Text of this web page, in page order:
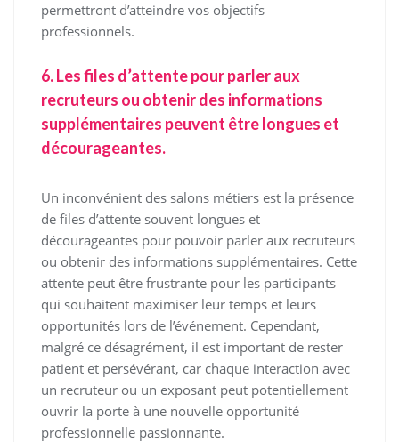
permettront d’atteindre vos objectifs
professionnels.
6. Les files d’attente pour parler aux
recruteurs ou obtenir des informations
supplémentaires peuvent être longues et
décourageantes.
Un inconvénient des salons métiers est la présence
de files d’attente souvent longues et
décourageantes pour pouvoir parler aux recruteurs
ou obtenir des informations supplémentaires. Cette
attente peut être frustrante pour les participants
qui souhaitent maximiser leur temps et leurs
opportunités lors de l’événement. Cependant,
malgré ce désagrément, il est important de rester
patient et persévérant, car chaque interaction avec
un recruteur ou un exposant peut potentiellement
ouvrir la porte à une nouvelle opportunité
professionnelle passionnante.